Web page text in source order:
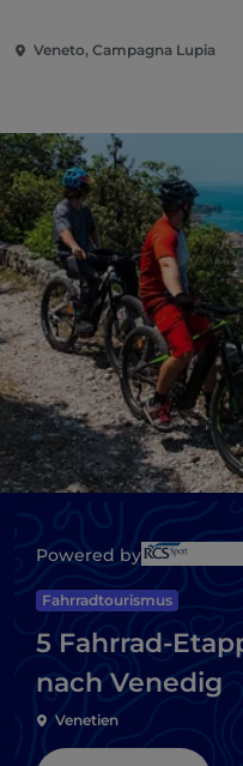
Veneto, Campagna Lupia
Powered by
Fahrradtourismus
5 Fahrrad-
nach Venedig
Venetien